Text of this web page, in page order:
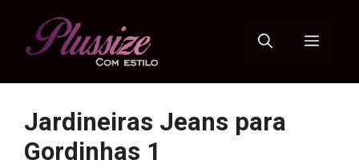
Menu
Jardineiras Jeans para
Gordinhas 1